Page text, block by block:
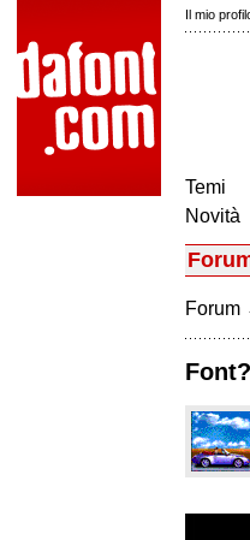
Il mio
Temi
Novità
Forum
Font?